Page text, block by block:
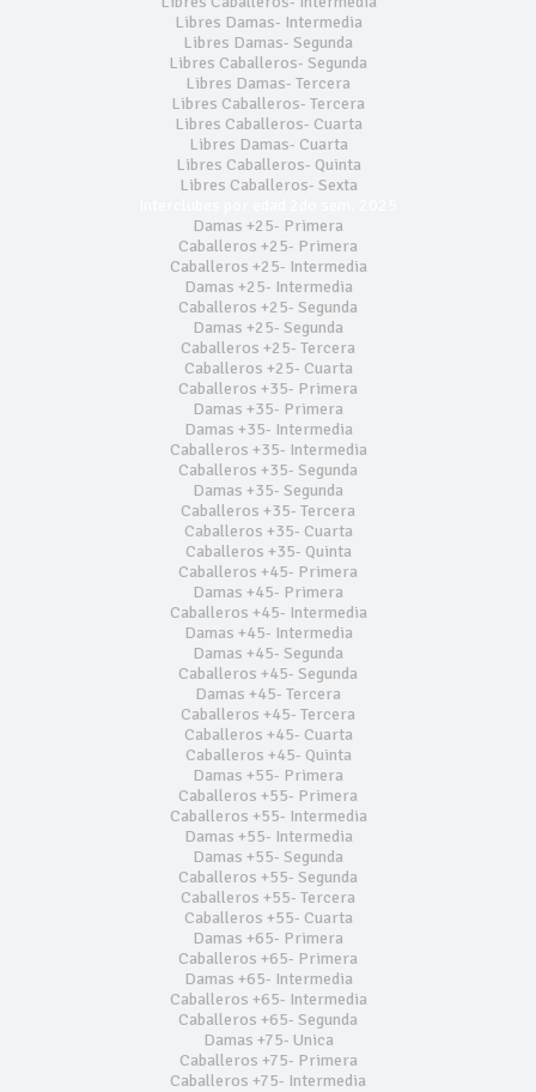
Libres Damas- Intermedia
Libres Damas- Segunda
Libres Caballeros- Segunda
Libres Damas- Tercera
Libres Caballeros- Tercera
Libres Caballeros- Cuarta
Libres Damas- Cuarta
Libres Caballeros- Quinta
Libres Caballeros- Sexta
Damas +25- Primera
Caballeros +25- Primera
Caballeros +25- Intermedia
Damas +25- Intermedia
Caballeros +25- Segunda
Damas +25- Segunda
Caballeros +25- Tercera
Caballeros +25- Cuarta
Caballeros +35- Primera
Damas +35- Primera
Damas +35- Intermedia
Caballeros +35- Intermedia
Caballeros +35- Segunda
Damas +35- Segunda
Caballeros +35- Tercera
Caballeros +35- Cuarta
Caballeros +35- Quinta
Caballeros +45- Primera
Damas +45- Primera
Caballeros +45- Intermedia
Damas +45- Intermedia
Damas +45- Segunda
Caballeros +45- Segunda
Damas +45- Tercera
Caballeros +45- Tercera
Caballeros +45- Cuarta
Caballeros +45- Quinta
Damas +55- Primera
Caballeros +55- Primera
Caballeros +55- Intermedia
Damas +55- Intermedia
Damas +55- Segunda
Caballeros +55- Segunda
Caballeros +55- Tercera
Caballeros +55- Cuarta
Damas +65- Primera
Caballeros +65- Primera
Damas +65- Intermedia
Caballeros +65- Intermedia
Caballeros +65- Segunda
Damas +75- Unica
Caballeros +75- Primera
Caballeros +75- Intermedia